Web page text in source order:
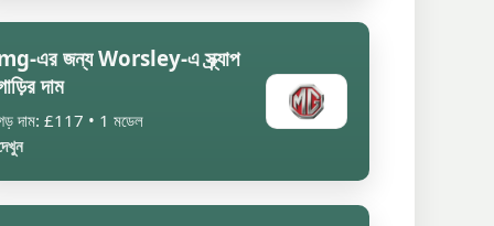
এর জন্য Worsley-এ স্ক্র্যাপ
দাম
দাম: £117 • 1 মডেল